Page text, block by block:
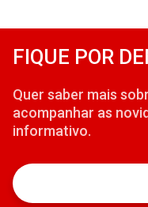
FIQUE POR
Quer saber mais
acompanhar as
informativo.